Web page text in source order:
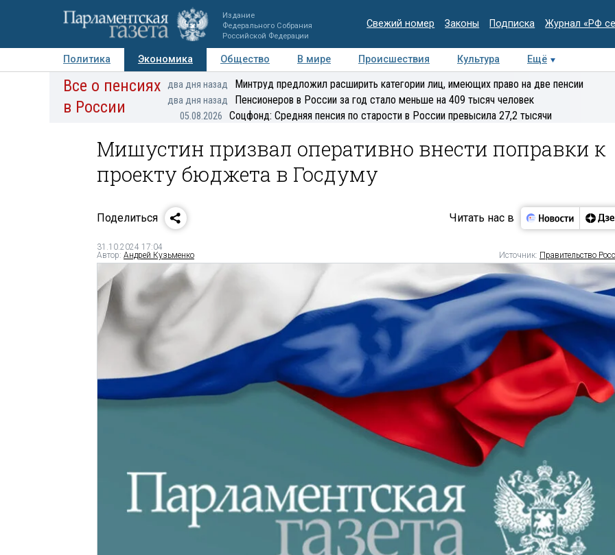
Издание
Федерального Собрания
Российской Федерации
Свежий номер Законы Подписка Журнал «РФ
Политика Экономика Общество В мире Происшествия Культура
Ещё
Авторы Персоны Мнения Регионы Медиацентр Интервью Колумнисты
Все о пенсиях
в России
два дня назад Минтруд предложил расширить категории лиц, имеющих право на две пенсии
два дня назад Пенсионеров в России за год стало меньше на 409 тысяч человек
05.08.2026 Соцфонд: Средняя пенсия по старости в России превысила 27,2 тысячи
Мишустин призвал оперативно внести поправки к
проекту бюджета в Госдуму
Поделиться Читать нас в
31.10.2024 17:04
Автор: Андрей Кузьменко Источник: Правительство